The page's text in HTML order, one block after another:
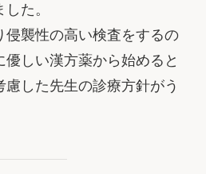
た。
侵襲性の高い検査をするの
しい漢方薬から始めると
した先生の診療方針がう